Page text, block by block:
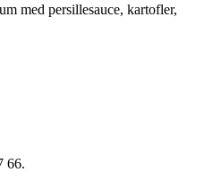
med persillesauce, kartofler,
66.